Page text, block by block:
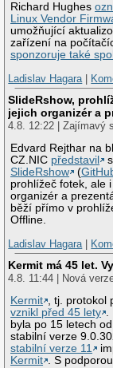
Richard Hughes
Linux Vendor
umožňující
zařízení na
sponzoruje také
Ladislav Hagara|
SlideRshow,
jejich organizér a
4.8. 12:22 | Zajímavý
Edvard Rejthar na
CZ.NIC představil
SlideRshow
(
prohlížeč fotek, ale
organizér a
běží přímo v
Offline.
Ladislav Hagara|
Kermit má 45 let.
4.8. 11:44 | Nová
Kermit , tj. protokol
vznikl před 45 lety .
byla po 15 letech
stabilní verze
stabilní verze 11
Kermit . S